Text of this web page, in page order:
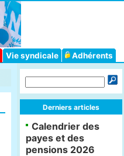
Vie syndicale Adhérents
Derniers articles
Calendrier des
payes et des
pensions 2026